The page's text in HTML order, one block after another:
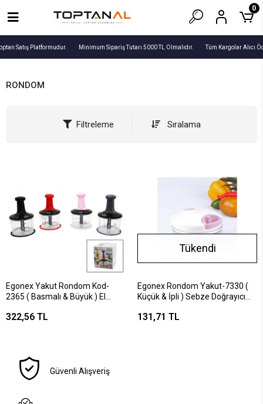
Satış Platformudur. Minimum Sipariş Tutarı 5000 TL Olmalıdır. Tüm Kargolar Alıcı
0
RONDOM
Filtreleme Sıralama
Egonex Yakut Rondom Kod-
2365 ( Basmalı & Büyük ) El
Mika Kristal Pls.hazne= 1lt ) (
322,56 TL
Tükendi
Egonex Rondom Yakut-7330 (
Küçük & İpli ) Sebze Doğrayıcı
131,71 TL
Güvenli Alışveriş